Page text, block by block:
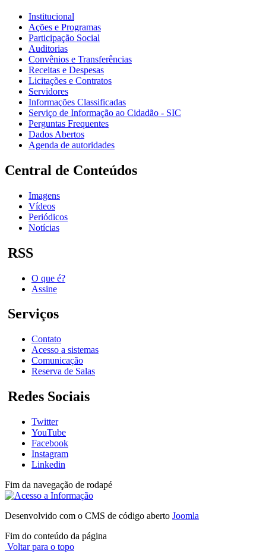
Institucional
Ações e Programas
Participação Social
Auditorias
Convênios e Transferências
Receitas e Despesas
Licitações e Contratos
Servidores
Informações Classificadas
Serviço de Informação ao Cidadão - SIC
Perguntas Frequentes
Dados Abertos
Agenda de autoridades
Central de Conteúdos
Imagens
Vídeos
Periódicos
Notícias
RSS
O que é?
Assine
Serviços
Contato
Acesso a sistemas
Comunicação
Reserva de Salas
Redes Sociais
Twitter
YouTube
Facebook
Instagram
Linkedin
Fim da navegação de rodapé
Desenvolvido com o CMS de código aberto Joomla
Fim do conteúdo da página
Voltar para o topo